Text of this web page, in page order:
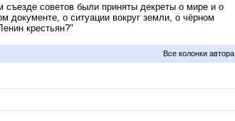
съезде советов были приняты декреты о мире и о
документе, о ситуации вокруг земли, о чёрном
крестьян?"
Все колонки автора